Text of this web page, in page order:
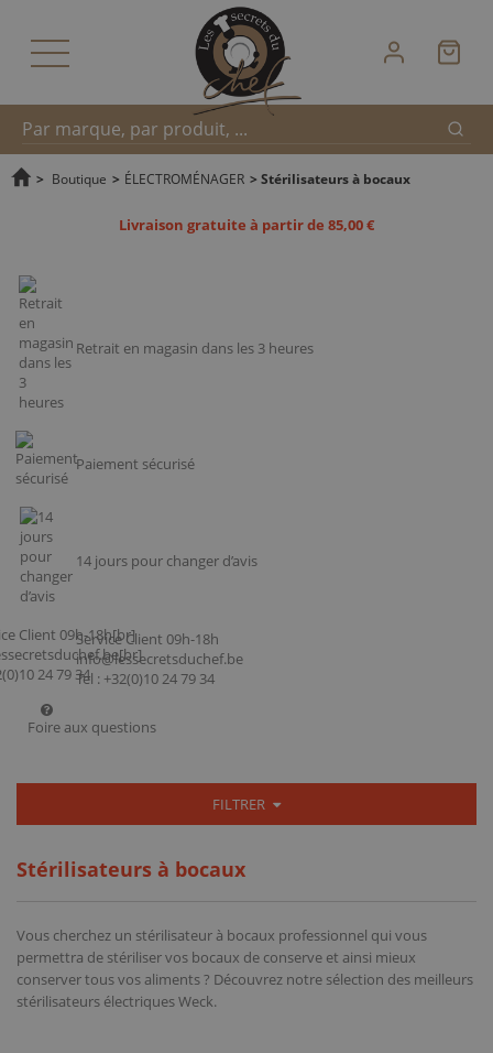
Recherche
> Boutique > ÉLECTROMÉNAGER > Stérilisateurs à bocaux
Livraison gratuite à partir de 85,00 €
Retrait en magasin dans les 3 heures
Paiement sécurisé
14 jours pour changer d’avis
Service Client 09h-18h
info@lessecretsduchef.be
Tel : +32(0)10 24 79 34
Foire aux questions
FILTRER
Stérilisateurs à bocaux
Vous cherchez un stérilisateur à bocaux professionnel qui vous
permettra de stériliser vos bocaux de conserve et ainsi mieux
conserver tous vos aliments ? Découvrez notre sélection des meilleurs
stérilisateurs électriques Weck.